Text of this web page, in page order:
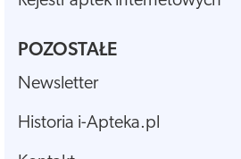
POZOSTAŁE
Newsletter
Historia i-Apteka.pl